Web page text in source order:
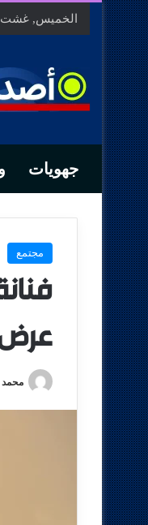
الخميس, غشت 6 2026
جهويات
مجتمع
عرض
محمد